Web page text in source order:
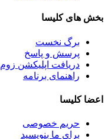
بخش های کلیسا
برگ نخست
پرسش و پاسخ
دریافت اپلیکشن زوم
راهنمای برنامه
اعضا کلیسا
حریم خصوصی
برای ما بنویسید